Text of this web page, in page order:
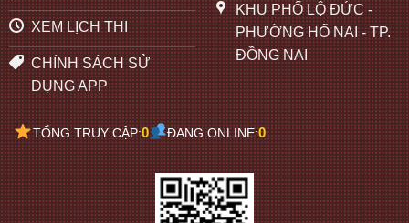
XEM LỊCH THI
CHÍNH SÁCH SỬ
DỤNG APP
KHU PHỐ LỘ ĐỨC -
PHƯỜNG HỐ NAI - TP.
ĐỒNG NAI
TỔNG TRUY CẬP:0 ĐANG ONLINE:0